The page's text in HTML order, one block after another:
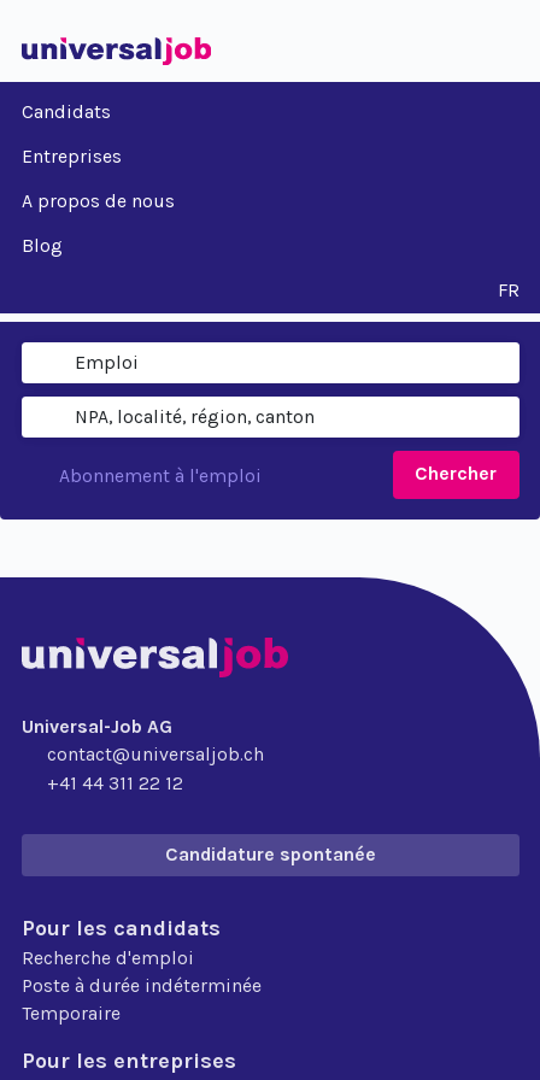
Candidats
Entreprises
A propos de nous
Blog
FR
Chercher
Abonnement à l'emploi
Universal-Job AG
contact@universaljob.ch
+41 44 311 22 12
Candidature spontanée
Pour les candidats
Recherche d'emploi
Poste à durée indéterminée
Temporaire
Pour les entreprises